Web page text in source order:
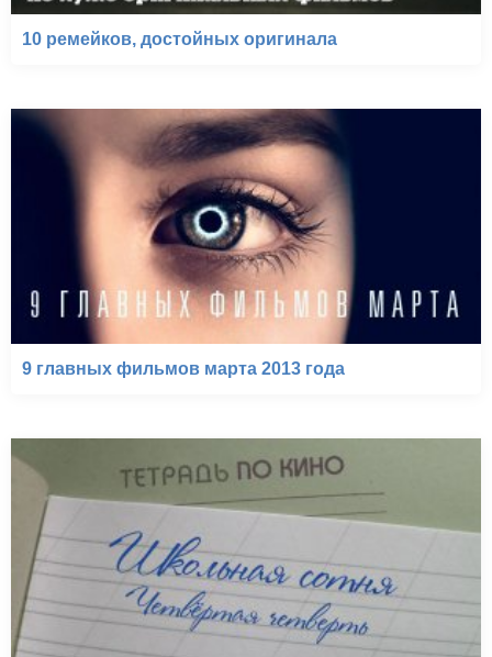
10 ремейков, достойных оригинала
9 главных фильмов марта 2013 года